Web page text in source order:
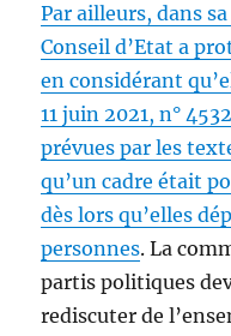
Par ailleurs, dans
Conseil d’Etat a
en considérant
11 juin 2021, n°
prévues par les
qu’un cadre était
dès lors qu’elles
personnes. La
partis politiques
rediscuter de